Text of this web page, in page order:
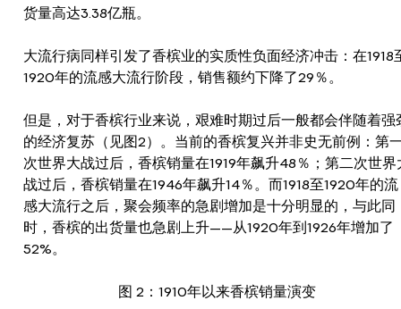
货量高达3.38亿瓶。
大流行病同样引发了香槟业的实质性负面经济冲击：在1918
1920年的流感大流行阶段，销售额约下降了29％。
但是，对于香槟行业来说，艰难时期过后一般都会伴随着强
的经济复苏（见图2）。当前的香槟复兴并非史无前例：第
次世界大战过后，香槟销量在1919年飙升48％；第二次世界
战过后，香槟销量在1946年飙升14％。而1918至1920年的流
感大流行之后，聚会频率的急剧增加是十分明显的，与此同
时，香槟的出货量也急剧上升——从1920年到1926年增加了
52%。
图 2：1910年以来香槟销量演变